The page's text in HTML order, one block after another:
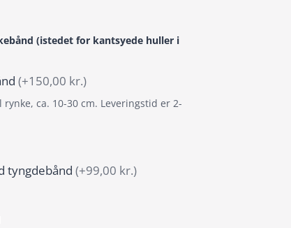
(istedet for kantsyede huller i
(+150,00 kr.)
ca. 10-30 cm. Leveringstid er 2-
tyngdebånd (+99,00 kr.)